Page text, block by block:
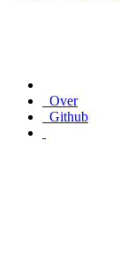
Over
Github